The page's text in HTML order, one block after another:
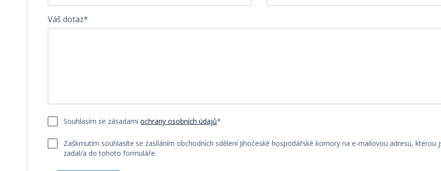
Váš dotaz*
Souhlasím se zásadami ochrany osobních údajů*
Zaškrnutím souhlasíte se zasíláním obchodních sdělení Jihočeské hospodářské komory na e-mailovou adresu, kterou
zadal/a do tohoto formuláře.